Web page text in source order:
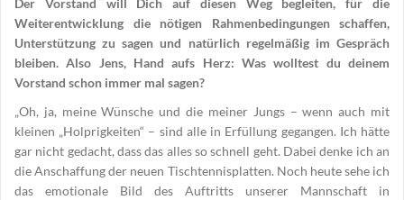
Der Vorstand will Dich auf diesen Weg begleiten, für die
Weiterentwicklung die nötigen Rahmenbedingungen schaffen,
Unterstützung zu sagen und natürlich regelmäßig im Gespräch
bleiben. Also Jens, Hand aufs Herz: Was wolltest du deinem
Vorstand schon immer mal sagen?
„Oh, ja, meine Wünsche und die meiner Jungs – wenn auch mit
kleinen „Holprigkeiten“ – sind alle in Erfüllung gegangen. Ich hätte
gar nicht gedacht, dass das alles so schnell geht. Dabei denke ich an
die Anschaffung der neuen Tischtennisplatten. Noch heute sehe ich
das emotionale Bild des Auftritts unserer Mannschaft in